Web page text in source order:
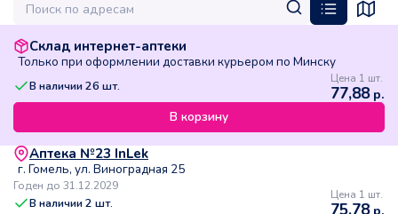
Склад интернет-аптеки
Только при оформлении доставки курьером по Минску
В наличии 26 шт. Цена 1 шт.
77,88р.
В корзину
Аптека №23 InLek
г. Гомель, ул. Виноградная 25
Годен до 31.12.2029
В наличии2 шт.
Цена 1 шт.